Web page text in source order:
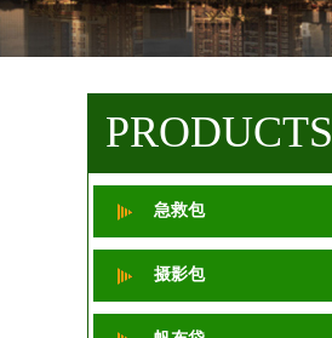
1
PRODUCTS
急救包
摄影包